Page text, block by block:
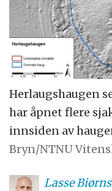
Herlaugshaugen
har åpnet flere
innsiden av
Bryn/NTNU
Lasse